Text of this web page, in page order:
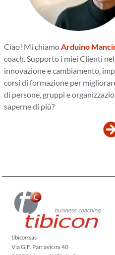
Ciao! Mi chiamo Arduino
coach. Supporto i miei Clienti
innovazione e cambiamento,
corsi di formazione per
di persone, gruppi e
saperne di più?
tibiconsas
Via G.F. Parravicini 40